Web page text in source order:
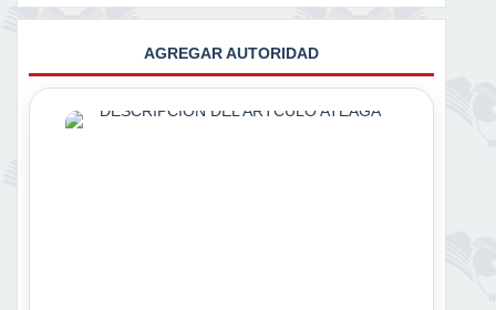
AGREGAR AUTORIDAD